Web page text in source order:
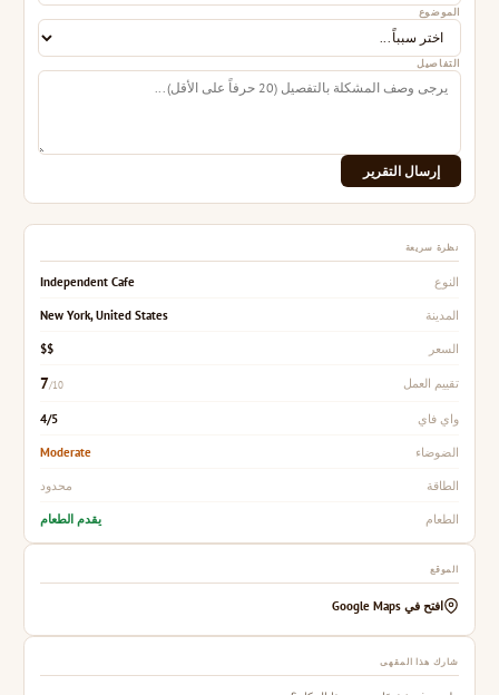
الموضوع
التفاصيل
إرسال التقرير
نظرة سريعة
النوع Independent Cafe
المدينة New York, United States
السعر $$
تقييم العمل 7/10
واي فاي 4/5
الضوضاء Moderate
الطاقة محدود
الطعام يقدم الطعام
الموقع
افتح في Google Maps
شارك هذا المقهى